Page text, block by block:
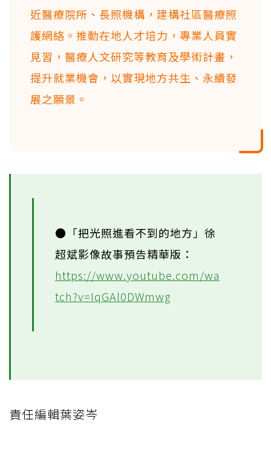
近醫療院所、長照機構，建構社區醫療照
護網絡。推動在地人才培力，專業人員實
見習，醫療人文研究等教育及學術計畫，
提升就業機會，以實現地方共生、永續發
展之願景。
●「把光照進看不到的地方」徐
超斌影像故事預告精華版：
https://www.youtube.com/wa
tch?v=IqGAl0DWmwg
責任編輯葉姿岑